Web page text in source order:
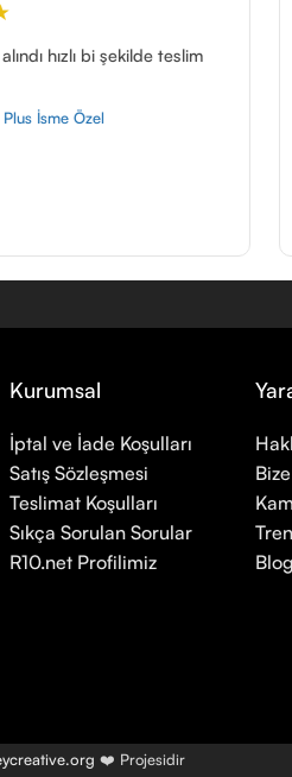
Tek üründe tüm
şekilde kullanıyorum.
Kurumsal
İptal ve İade Koşulları
Satış Sözleşmesi
Teslimat Koşulları
Sıkça Sorulan Sorular
R10.net Profilimiz
Blog
❤️ Projesidir